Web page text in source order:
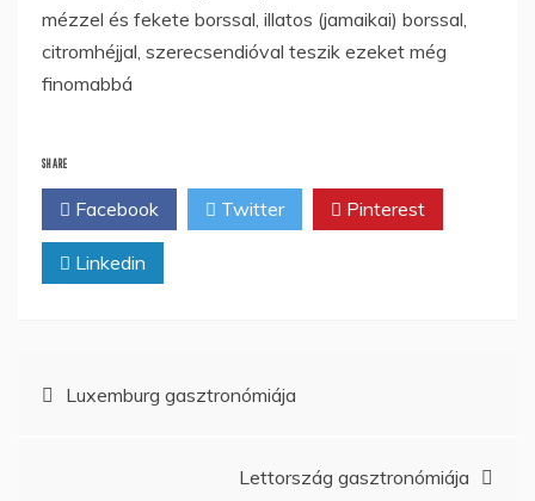
mézzel és fekete borssal, illatos (jamaikai) borssal,
citromhéjjal, szerecsendióval teszik ezeket még
finomabbá
SHARE
Facebook Twitter Pinterest
Linkedin
Bejegyzés
Luxemburg gasztronómiája
Lettország gasztronómiája